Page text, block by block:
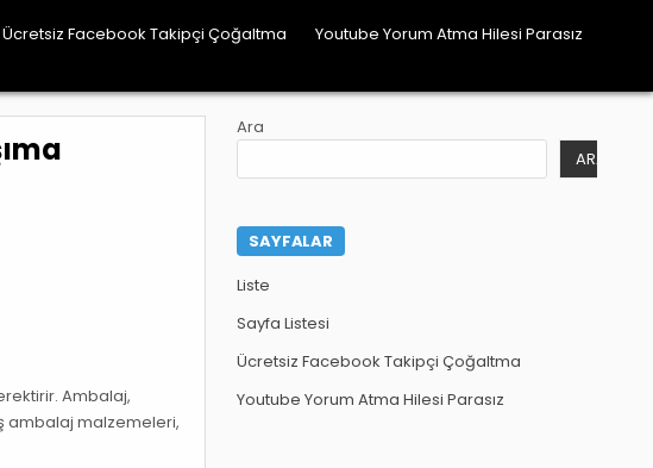
Ücretsiz Facebook Takipçi Çoğaltma Youtube Yorum Atma Hilesi Parasız
Ambalaj,
ambalaj malzemeleri,
Ara
ARA
SAYFALAR
Liste
Sayfa Listesi
Ücretsiz Facebook Takipçi Çoğaltma
Youtube Yorum Atma Hilesi Parasız